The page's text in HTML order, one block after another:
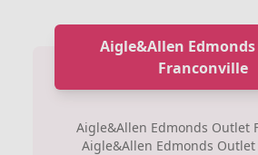
Aigle&Allen
Franconville
Aigle&Allen Edmonds Outlet
Aigle&Allen Edmonds Outlet